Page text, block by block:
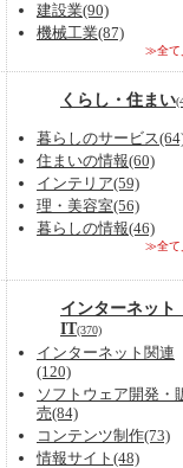
建設業(90)
機械工業(87)
≫全て
くらし・住まい
暮らしのサービス
住まいの情報(60)
インテリア(59)
理・美容室(56)
暮らしの情報(46)
≫全て
インターネット
IT(370)
インターネット関連
(120)
ソフトウェア開発・
売(84)
コンテンツ制作(73)
情報サイト(48)